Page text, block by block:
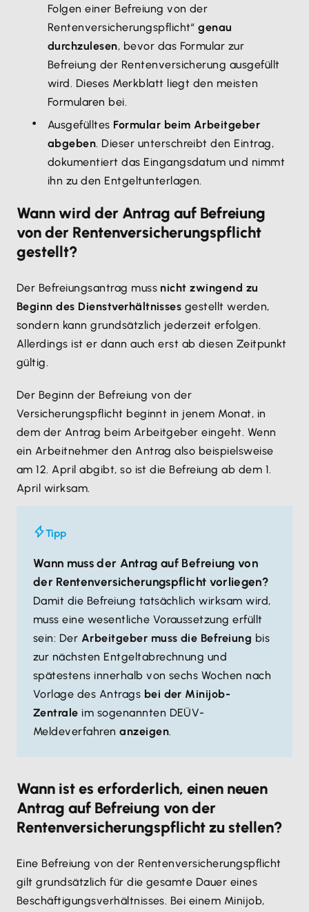
Folgen einer Befreiung von der
Rentenversicherungspflicht“genau
durchzulesen, bevor das Formular zur
Befreiung der Rentenversicherung ausgefüllt
wird. Dieses Merkblatt liegt den meisten
Formularen bei.
Ausgefülltes Formular beim Arbeitgeber
abgeben. Dieser unterschreibt den Eintrag,
dokumentiert das Eingangsdatum und nimmt
ihn zu den Entgeltunterlagen.
Wann wird der Antrag auf Befreiung
von der Rentenversicherungspflicht
gestellt?
Der Befreiungsantrag muss nicht zwingend zu
Beginn des Dienstverhältnisses gestellt werden,
sondern kann grundsätzlich jederzeit erfolgen.
Allerdings ist er dann auch erst ab diesen Zeitpunkt
gültig.
Der Beginn der Befreiung von der
Versicherungspflicht beginnt in jenem Monat, in
dem der Antrag beim Arbeitgeber eingeht. Wenn
ein Arbeitnehmer den Antrag also beispielsweise
am 12. April abgibt, so ist die Befreiung ab dem 1.
April wirksam.
Tipp
Wann muss der Antrag auf Befreiung von
der Rentenversicherungspflicht vorliegen?
Damit die Befreiung tatsächlich wirksam wird,
muss eine wesentliche Voraussetzung erfüllt
sein: Der Arbeitgeber muss die Befreiung bis
zur nächsten Entgeltabrechnung und
spätestens innerhalb von sechs Wochen nach
Vorlage des Antrags bei der Minijob-
Zentrale im sogenannten DEÜV-
Meldeverfahrenanzeigen.
Wann ist es erforderlich, einen neuen
Antrag auf Befreiung von der
Rentenversicherungspflicht zu stellen?
Eine Befreiung von der Rentenversicherungspflicht
gilt grundsätzlich für die gesamte Dauer eines
Beschäftigungsverhältnisses. Bei einem Minijob,